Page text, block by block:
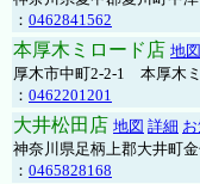
： 0462841562
本厚木ミロード店 地図
厚木市中町2-2-1 本厚木
： 0462201201
大井松田店 地図 詳細
神奈川県足柄上郡大井町
： 0465828168